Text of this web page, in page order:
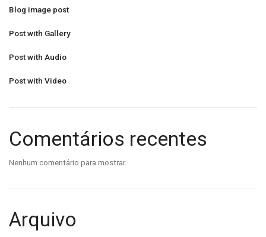
Blog image post
Post with Gallery
Post with Audio
Post with Video
Comentários recentes
Nenhum comentário para mostrar.
Arquivo